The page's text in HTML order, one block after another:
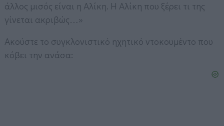
άλλος μισός είναι η Αλίκη. Η Αλίκη που ξέρει τι της
γίνεται ακριβώς…»
Ακούστε το συγκλονιστικό ηχητικό ντοκουμέντο που
κόβει την ανάσα: